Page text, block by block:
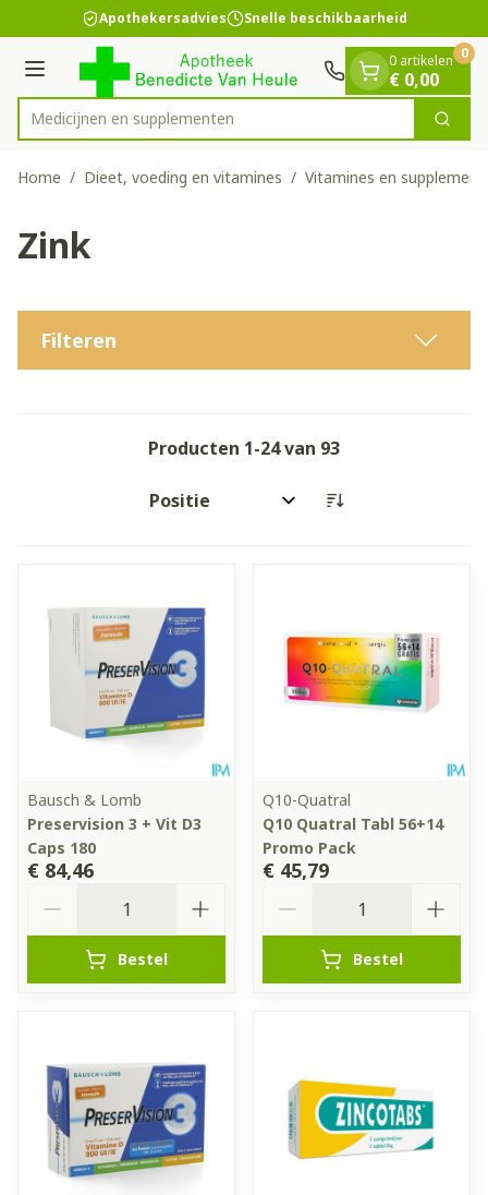
Ga naar de inhoud
1 van 1 Apothekersadvies Snelle beschikbaarheid
Menu
Product, merk, categorie...
Medicijn Zoek
0 artikelen
€ 0,00
0
Home / Dieet, voeding en vitamines / Vitamines en
Zink
Filteren
Producten 1-24van 93
Sorteer op:
Bausch & Lomb
Preservision 3 + Vit D3
Caps 180
€ 84,46
Bestel
Q10-Quatral
Q10 Quatral Tabl 56+14
Promo Pack
€ 45,79
Bestel